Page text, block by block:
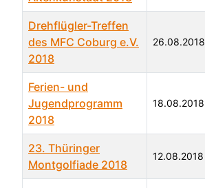
Drehflügler-Treffen
des MFC Coburg e.V.
2018
26.08.2018
Ferien- und
Jugendprogramm
2018
18.08.2018
23. Thüringer
Montgolfiade 2018
12.08.2018